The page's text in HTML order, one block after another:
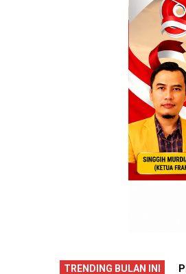
TRENDING BULAN INI
ANTARKAN SENAM PENTHUL